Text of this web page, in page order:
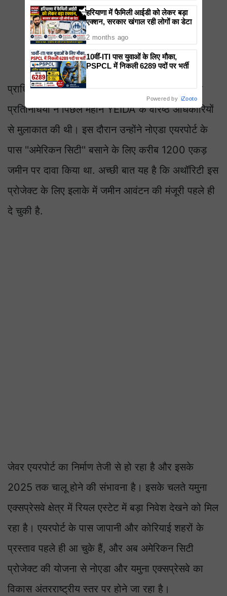
प्राधिकरण अधिकारियों के मुताबिक, अमेरिकी कंपनी के
प्रतिनिधियों ने पिछले महीने YEIDA के वरिष्ठ अधिकारियों
से मुलाकात की थी। इस दौरान उन्होंने नोएडा एयरपोर्ट के
पास ''अमेरिकन सिटी'' बसाने के लिए करीब 1200 एकड़
जमीन पर दावा किया था. अच्छी बात यह है कि अथॉरिटी इस
प्रोजेक्ट के लिए इलाके में जमीन आवंटन की मंजूरी पहले ही
दे चुकी है.
जेवर एयरपोर्ट का निर्माण तेजी से हो रहा है और इसके
2025 तक चालू होने की संभावना है। इसके चलते यमुना
एक्सप्रेसवे क्षेत्र में रियल एस्टेट में बड़ा निवेश देखने को मिल
रहा है। एयरपोर्ट के पास जापानी और कोरियाई शहरों के
प्रस्ताव पहले ही आ चुके हैं, और अब अमेरिकन सिटी
प्रोजेक्ट की योजना से नोएडा और यमुना एक्सप्रेसवे का
विकास अंतरराष्ट्रीय स्तर पर होने जा रहा है।
हरियाणा में फैमिली आईडी को लेकर बड़ा
एक्शन, सरकार खंगाल रही लोगों का डेटा
2 months ago
10वीं-ITI पास युवाओं के लिए मौका,
PSPCL में निकली 6289 पदों पर भर्ती
Powered by iZooto